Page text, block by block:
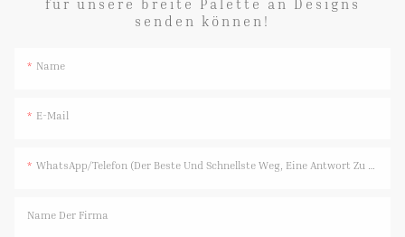
für unsere breite Palette an Designs
senden können!
Name
E-Mail
WhatsApp/Telefon (Der Beste Und Schnellste Weg, Eine Antwort Zu Erhalten)
Name Der Firma